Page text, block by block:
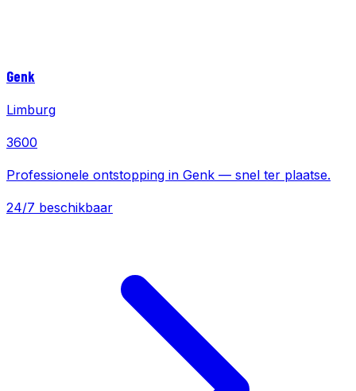
Genk
Limburg
3600
Professionele ontstopping in Genk — snel ter plaatse.
24/7 beschikbaar